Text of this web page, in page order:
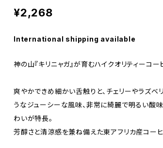
¥2,268
International shipping available
神の山『キリニャガ』が育むハイクオリティーコー
爽やかできめ細かい舌触りと、チェリーやラズベ
うなジューシーな風味、非常に綺麗で明るい酸
わいが特長。
芳醇さと清涼感を兼ね備えた東アフリカ産コーヒ